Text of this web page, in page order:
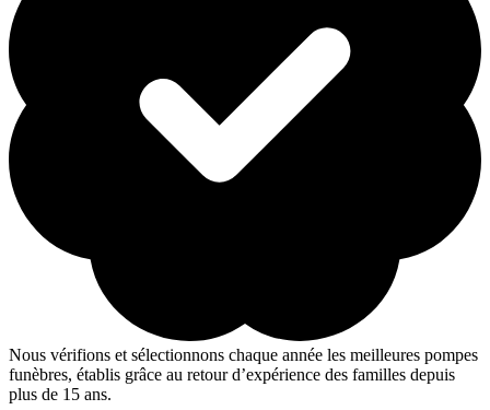
Nous vérifions et sélectionnons chaque année les meilleures pompes
funèbres, établis grâce au retour d’expérience des familles depuis
plus de 15 ans.